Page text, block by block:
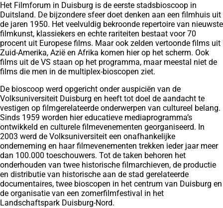
Het Filmforum in Duisburg is de eerste stadsbioscoop in
Duitsland. De bijzondere sfeer doet denken aan een filmhuis uit
de jaren 1950. Het veelvuldig bekroonde repertoire van nieuwste
filmkunst, klassiekers en echte rariteiten bestaat voor 70
procent uit Europese films. Maar ook zelden vertoonde films uit
Zuid-Amerika, Azië en Afrika komen hier op het scherm. Ook
films uit de VS staan op het programma, maar meestal niet de
films die men in de multiplex-bioscopen ziet.
De bioscoop werd opgericht onder auspiciën van de
Volksuniversiteit Duisburg en heeft tot doel de aandacht te
vestigen op filmgerelateerde onderwerpen van cultureel belang.
Sinds 1959 worden hier educatieve mediaprogramma’s
ontwikkeld en culturele filmevenementen georganiseerd. In
2003 werd de Volksuniversiteit een onafhankelijke
onderneming en haar filmevenementen trekken ieder jaar meer
dan 100.000 toeschouwers. Tot de taken behoren het
onderhouden van twee historische filmarchieven, de productie
en distributie van historische aan de stad gerelateerde
documentaires, twee bioscopen in het centrum van Duisburg en
de organisatie van een zomerfilmfestival in het
Landschaftspark Duisburg-Nord.